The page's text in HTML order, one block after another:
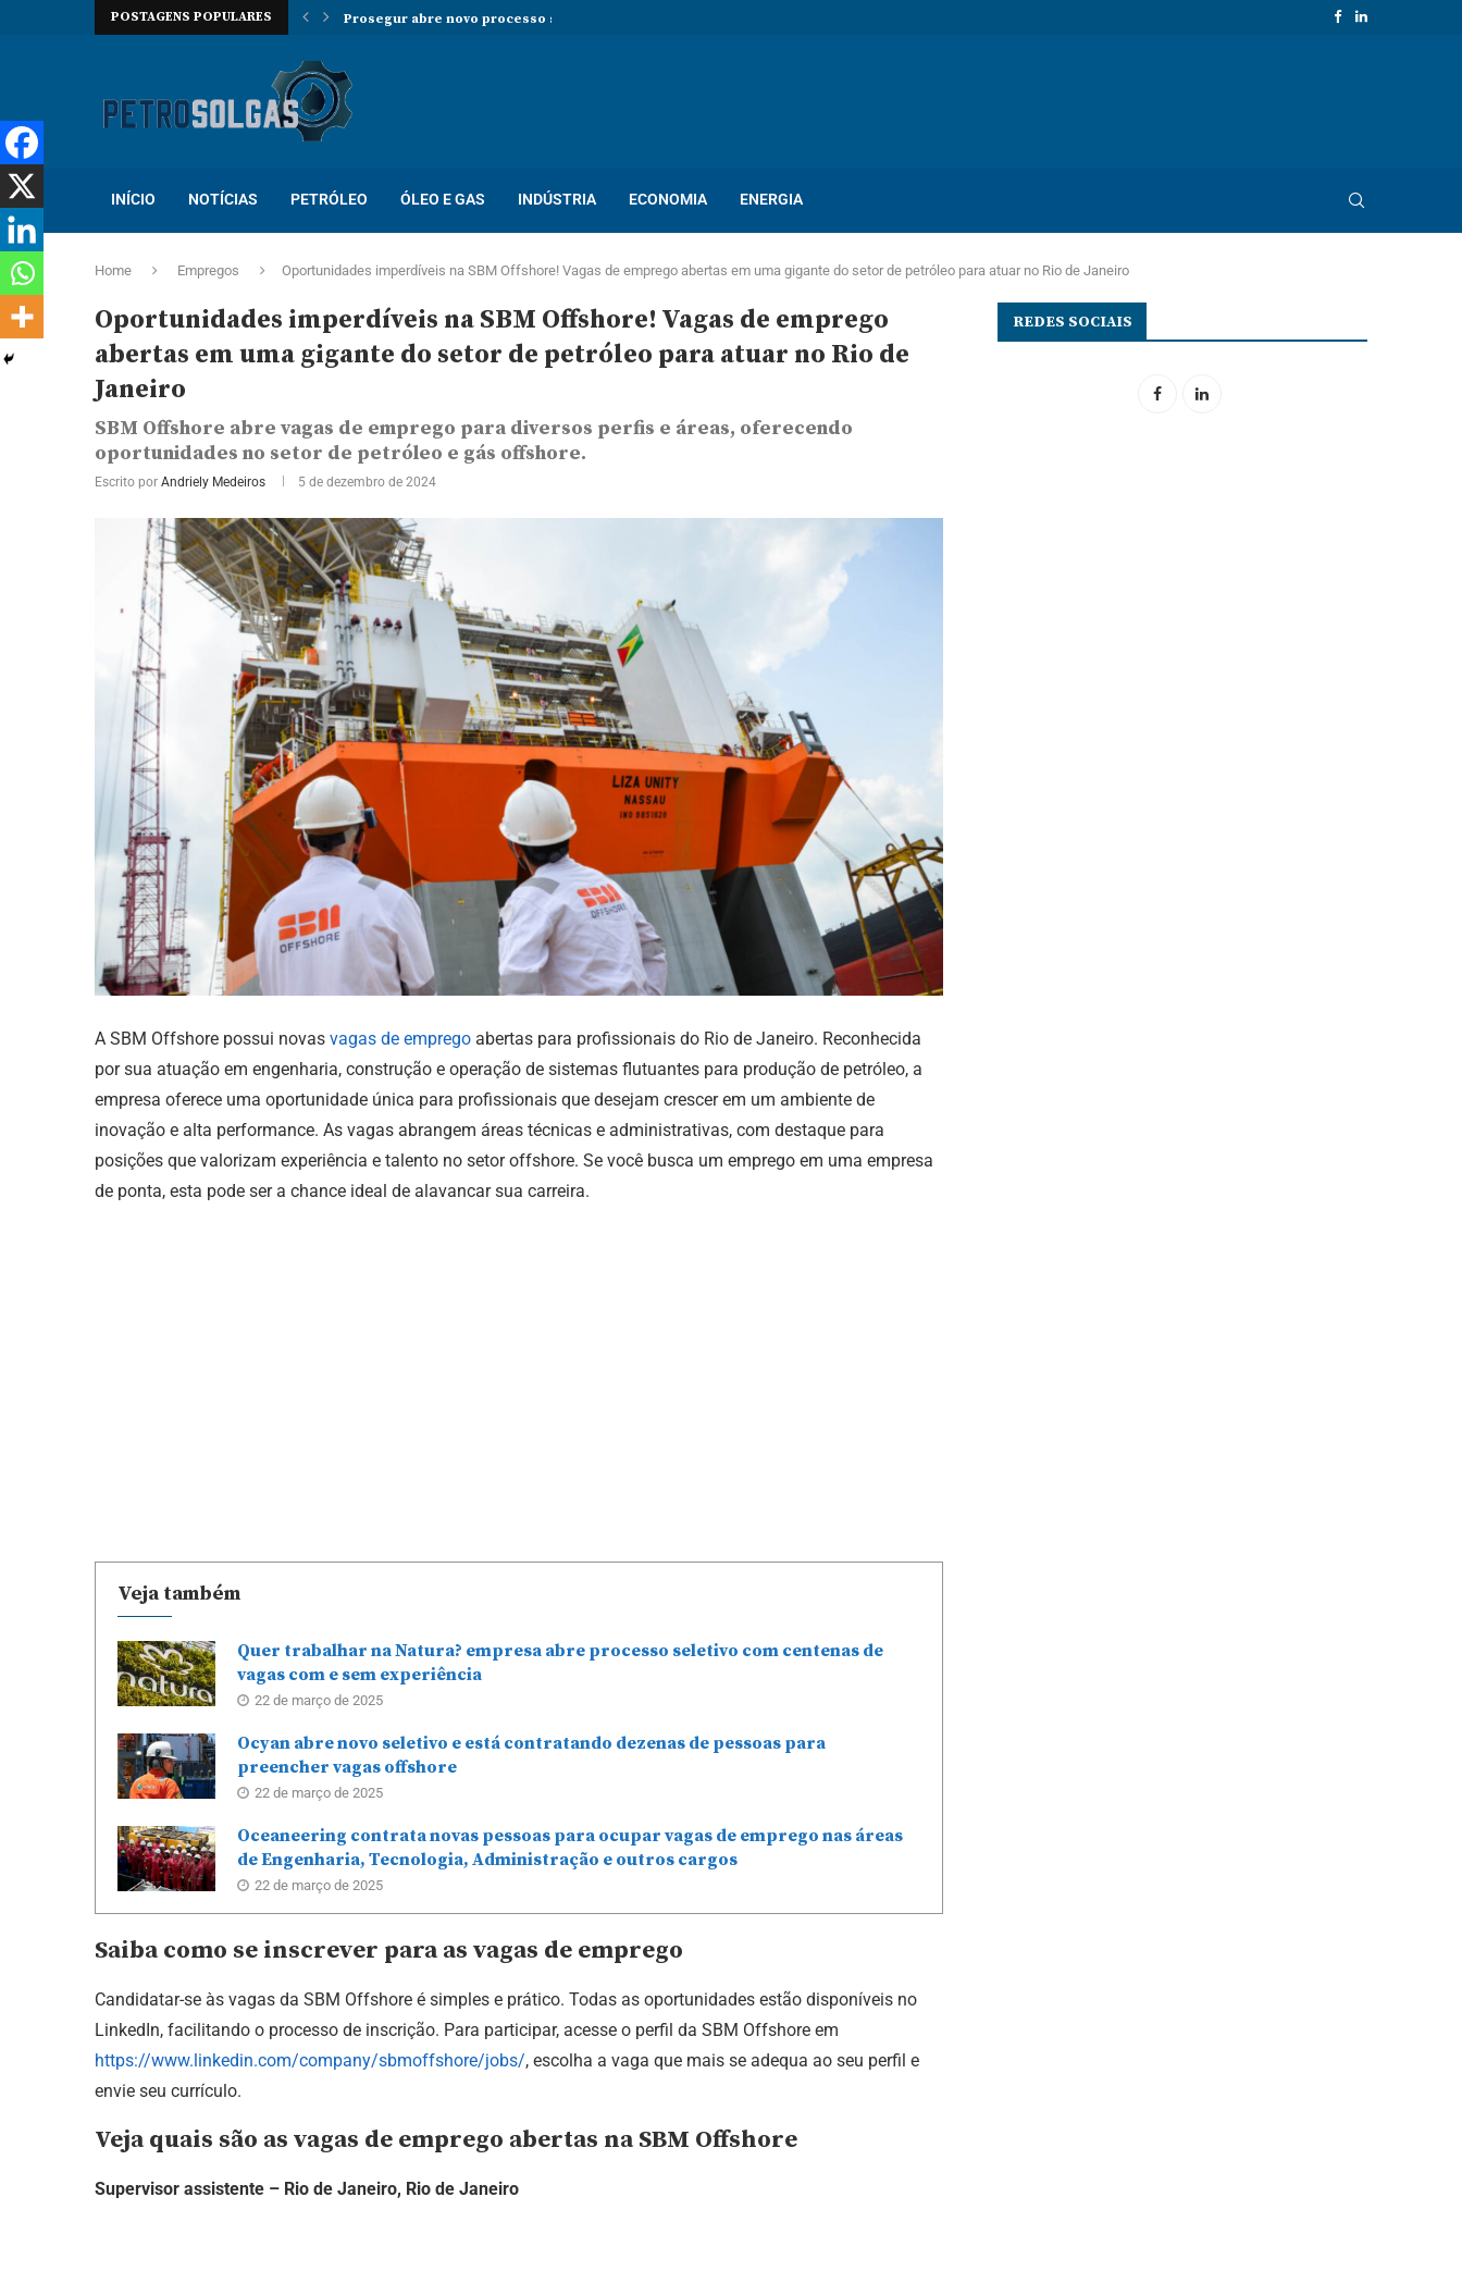
POSTAGENS POPULARES Prosegur abre novo processo seletivo com mais de...
INÍCIO NOTÍCIAS PETRÓLEO ÓLEO E GAS INDÚSTRIA ECONOMIA ENERGIA
Home Empregos Oportunidades imperdíveis na SBM Offshore! Vagas de emprego abertas em uma gigante do setor de petróleo para atuar no Rio de Janeiro
Oportunidades imperdíveis na SBM Offshore! Vagas de emprego
abertas em uma gigante do setor de petróleo para atuar no Rio de
Janeiro
SBM Offshore abre vagas de emprego para diversos perfis e áreas, oferecendo
oportunidades no setor de petróleo e gás offshore.
Escrito por Andriely Medeiros 5 de dezembro de 2024
A SBM Offshore possui novas vagas de emprego abertas para profissionais do Rio de Janeiro. Reconhecida
por sua atuação em engenharia, construção e operação de sistemas flutuantes para produção de petróleo, a
empresa oferece uma oportunidade única para profissionais que desejam crescer em um ambiente de
inovação e alta performance. As vagas abrangem áreas técnicas e administrativas, com destaque para
posições que valorizam experiência e talento no setor offshore. Se você busca um emprego em uma empresa
de ponta, esta pode ser a chance ideal de alavancar sua carreira.
Veja também
Quer trabalhar na Natura? empresa abre processo seletivo com centenas de
vagas com e sem experiência
22 de março de 2025
Ocyan abre novo seletivo e está contratando dezenas de pessoas para
preencher vagas offshore
22 de março de 2025
Oceaneering contrata novas pessoas para ocupar vagas de emprego nas áreas
de Engenharia, Tecnologia, Administração e outros cargos
22 de março de 2025
Saiba como se inscrever para as vagas de emprego
Candidatar-se às vagas da SBM Offshore é simples e prático. Todas as oportunidades estão disponíveis no
LinkedIn, facilitando o processo de inscrição. Para participar, acesse o perfil da SBM Offshore em
https://www.linkedin.com/company/sbmoffshore/jobs/, escolha a vaga que mais se adequa ao seu perfil e
envie seu currículo.
Veja quais são as vagas de emprego abertas na SBM Offshore
Supervisor assistente – Rio de Janeiro, Rio de Janeiro
REDES SOCIAIS